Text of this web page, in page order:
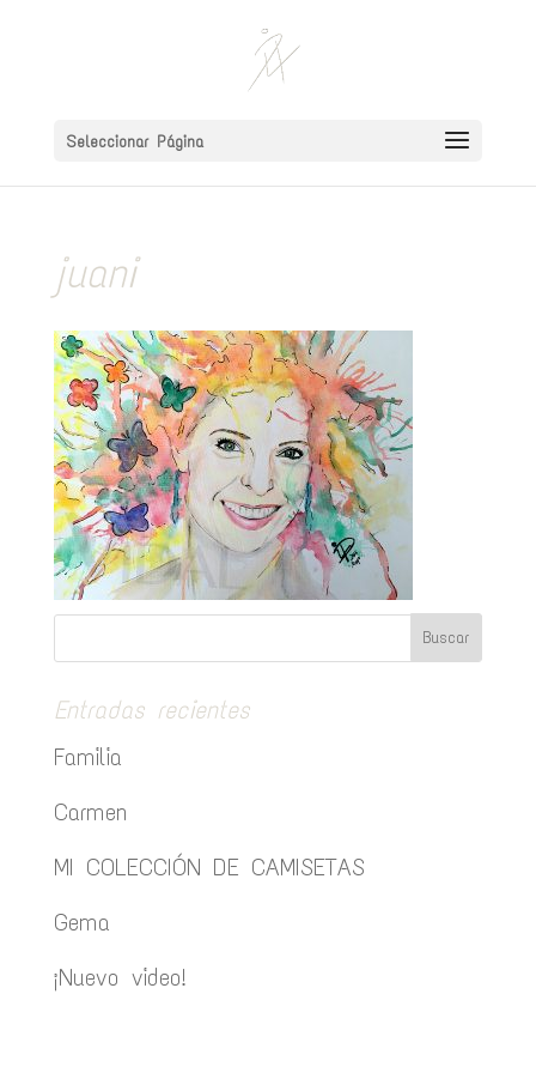
Seleccionar Página
juani
Entradas recientes
Familia
Carmen
MI COLECCIÓN DE CAMISETAS
Gema
¡Nuevo video!